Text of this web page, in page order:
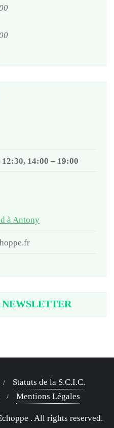
14:00 – 19:00
à Antony
Statuts de la S.C.I.C.
Mentions Légales
. All rights reserved.